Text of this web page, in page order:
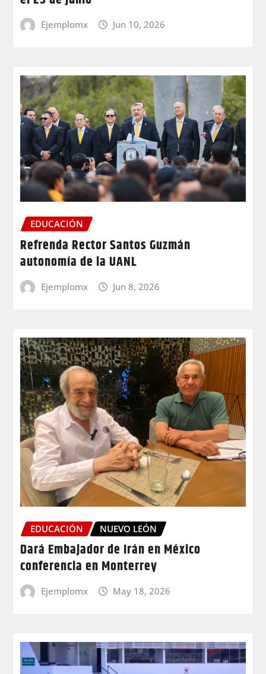
Ejemplomx Jun 10, 2026
EDUCACIÓN
Refrenda Rector Santos Guzmán
autonomía de la UANL
Ejemplomx Jun 8, 2026
EDUCACIÓN NUEVO LEÓN
Dará Embajador de Irán en México
conferencia en Monterrey
Ejemplomx May 18, 2026